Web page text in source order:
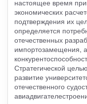
настоящее время
экономических
подтверждения их
определяется
отечественных
импортозамещения,
Стратегической
развитие
отечественного